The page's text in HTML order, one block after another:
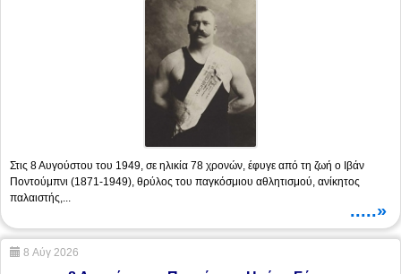
Στις 8 Αυγούστου του 1949, σε ηλικία 78 χρονών, έφυγε από τη ζωή ο Ιβάν
Ποντούμπνι (1871-1949), θρύλος του παγκόσμιου αθλητισμού, ανίκητος
παλαιστής,...
.....»
8 Αύγ 2026